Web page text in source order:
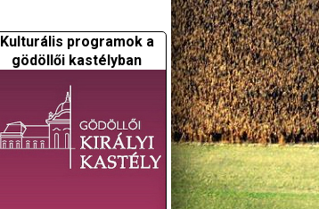
Kulturális programok a
gödöllői kastélyban